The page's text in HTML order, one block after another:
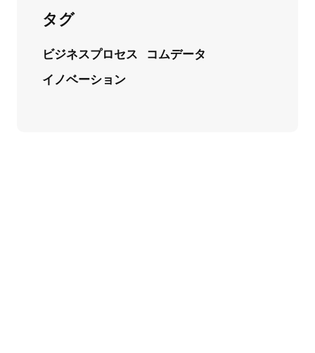
タグ
ビジネスプロセス
コムデータ
イノベーション